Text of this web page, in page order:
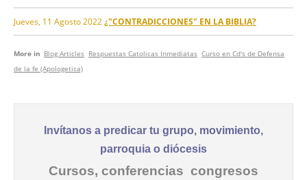
Jueves, 11 Agosto 2022 ¿"CONTRADICCIONES" EN LA BIBLIA?
More in Blog Articles Respuestas Catolicas Inmediatas Curso en Cd's de Defensa
de la fe (Apologetica)
Invítanos a predicar tu grupo, movimiento,
parroquia o diócesis
Cursos, conferencias congresos